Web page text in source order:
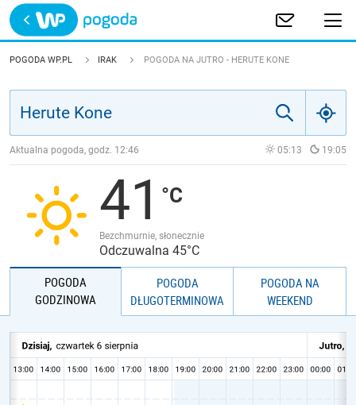
Trwa ładowanie
POLSKA
POGODA WP.PL IRAK POGODA NA JUTRO - HERUTE KONE
Aktualna pogoda, godz. 12:46 05:13 19:05
41
Bezchmurnie, słonecznie
Odczuwalna 45°C
POGODA
GODZINOWA
POGODA
DŁUGOTERMINOWA
POGODA NA
WEEKEND